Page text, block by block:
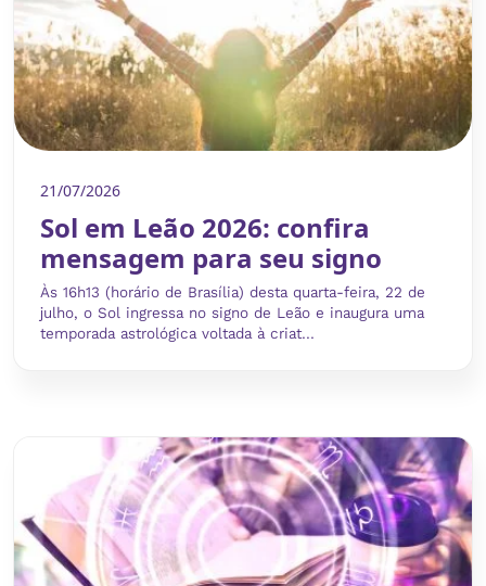
21/07/2026
Sol em Leão 2026: confira
mensagem para seu signo
Às 16h13 (horário de Brasília) desta quarta-feira, 22 de
julho, o Sol ingressa no signo de Leão e inaugura uma
temporada astrológica voltada à criat...